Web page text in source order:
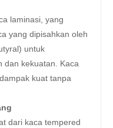
laminasi, yang
yang dipisahkan oleh
untuk
dan kekuatan. Kaca
kuat tanpa
dari kaca tempered